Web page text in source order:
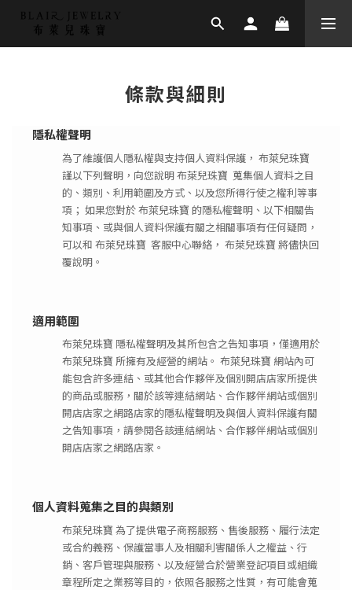
條款與細則
隱私權聲明
為了維護個人隱私權與支持個人資料保護， 布萊兒珠寶
謹以下列聲明，向您說明 布萊兒珠寶 蒐集個人資料之目
的、類別、利用範圍及方式、以及您所得行使之權利等事
項； 如果您對於 布萊兒珠寶 的隱私權聲明、以下相關告
知事項、或與個人資料保護有關之相關事項有任何疑問，
可以和 布萊兒珠寶 客服中心聯絡， 布萊兒珠寶 將儘快回
覆說明。
適用範圍
布萊兒珠寶 隱私權聲明及其所包含之告知事項，僅適用於
布萊兒珠寶 所擁有及經營的網站。 布萊兒珠寶 網站內可
能包含許多連結、或其他合作夥伴及個別開店店家所提供
的商品或服務，關於該等連結網站、合作夥伴網站或個別
開店店家之網路店家的隱私權聲明及與個人資料保護有關
之告知事項，請參閱各該連結網站、合作夥伴網站或個別
開店店家之網路店家。
個人資料蒐集之目的與類別
布萊兒珠寶 為了提供電子商務服務、售後服務、履行法定
或合約義務、保護當事人及相關利害關係人之權益、行
銷、客戶管理與服務、以及經營合於營業登記項目或組織
章程所定之業務等目的，依照各服務之性質，有可能會蒐